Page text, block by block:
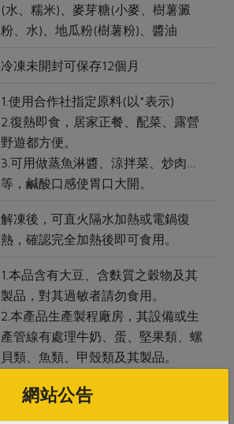
(水、糯米)、麥芽糖(小麥、樹薯澱
粉、水)、地瓜粉(樹薯粉)、醬油
冷凍未開封可保存12個月
1.使用合作社指定原料(以*表示)
2.復熱即食，居家正餐、配菜、露營
野遊都方便。
3.可用做蒸魚淋醬、涼拌菜、炒肉…
等，鹹酸口感使胃口大開。
解凍後，可直火隔水加熱或電鍋復
熱，確認完全加熱後即可食用。
1.本品含有大豆、含麩質之穀物及其
製品，對其過敏者請勿食用。
2.本產品生產製程廠房，其設備或生
產管線有處理牛奶、蛋、堅果類、螺
貝類、魚類、甲殼類及其製品。
請冷凍保存。
網站公告